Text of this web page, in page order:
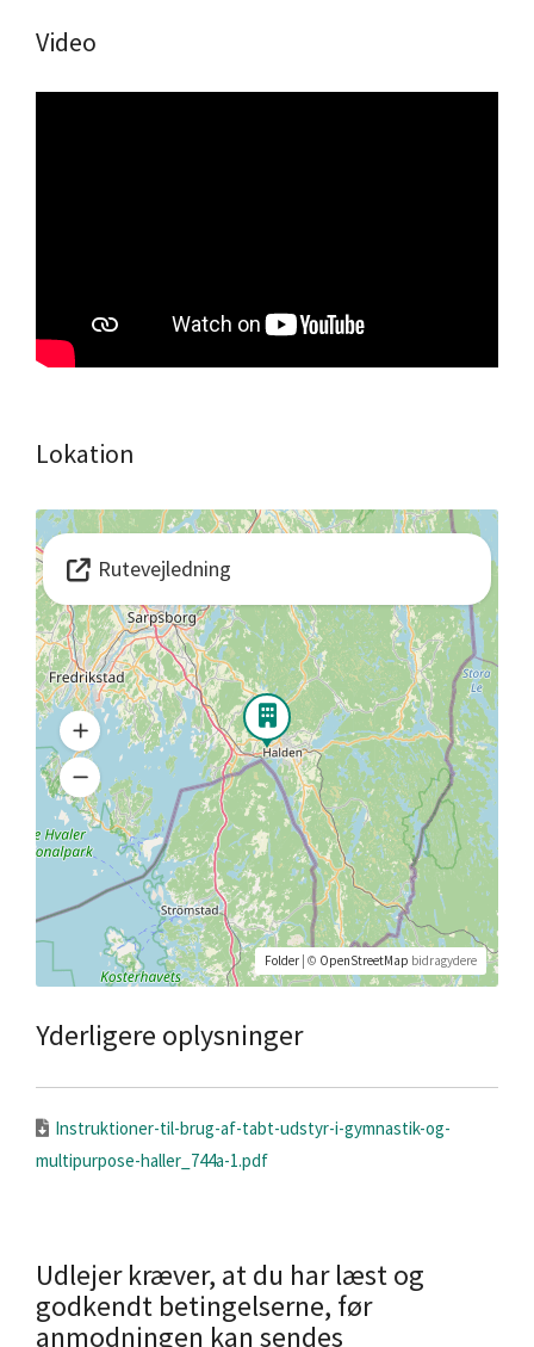
Video
Lokation
Folder | © OpenStreetMap bidragydere
Rutevejledning
Yderligere oplysninger
Instruktioner-til-brug-af-tabt-udstyr-i-gymnastik-og-
multipurpose-haller_744a-1.pdf
Udlejer kræver, at du har læst og
godkendt betingelserne, før
anmodningen kan sendes